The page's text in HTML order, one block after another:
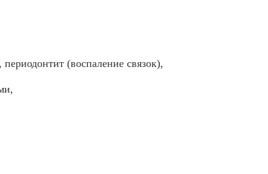
(воспаление связок),